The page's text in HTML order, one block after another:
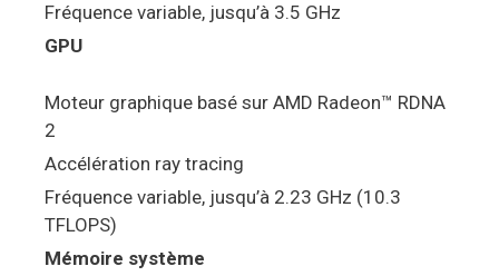
Fréquence variable, jusqu’à 3.5 GHz
GPU
Moteur graphique basé sur AMD Radeon™ RDNA
2
Accélération ray tracing
Fréquence variable, jusqu’à 2.23 GHz (10.3
TFLOPS)
Mémoire système